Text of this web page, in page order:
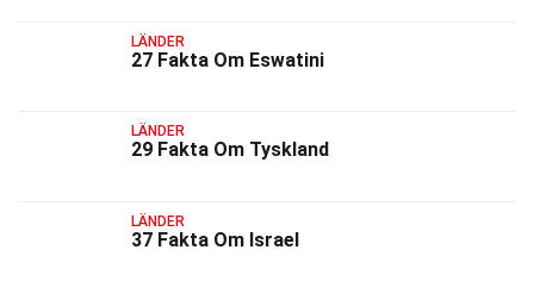
LÄNDER
27 Fakta Om Eswatini
LÄNDER
29 Fakta Om Tyskland
LÄNDER
37 Fakta Om Israel